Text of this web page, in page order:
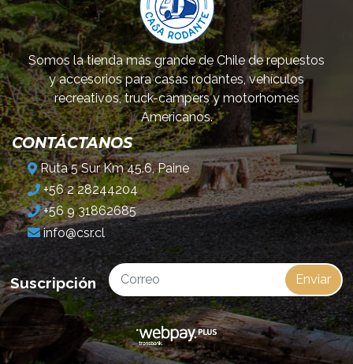
Somos la tienda más grande de Chile de repuestos
y accesorios para casas rodantes, vehículos
recreativos, truck-campers y motorhomes
Americanos.
CONTÁCTANOS
Ruta 5 Sur Km 45.6, Paine
+56 2 28244204
+56 9 31862685
info@csr.cl
Suscripción Enviar